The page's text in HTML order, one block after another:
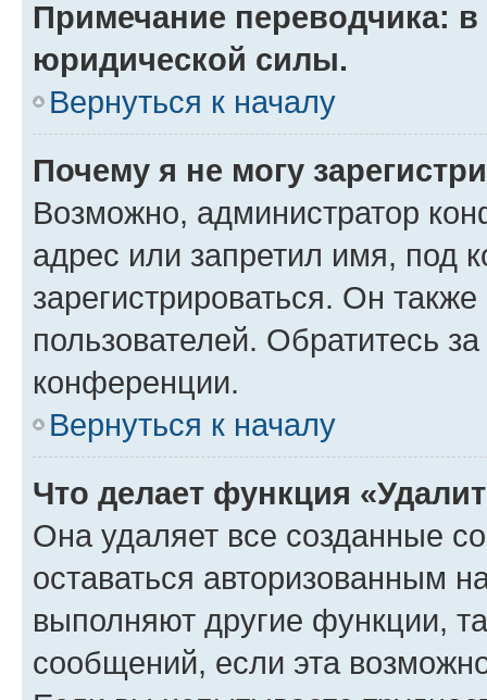
Примечание переводчика:
юридической силы.
Вернуться к началу
Почему я не могу
Возможно, администратор
адрес или запретил имя, под
зарегистрироваться. Он
пользователей. Обратитесь
конференции.
Вернуться к началу
Что делает функция
Она удаляет все созданные
оставаться авторизованным
выполняют другие функции,
сообщений, если эта